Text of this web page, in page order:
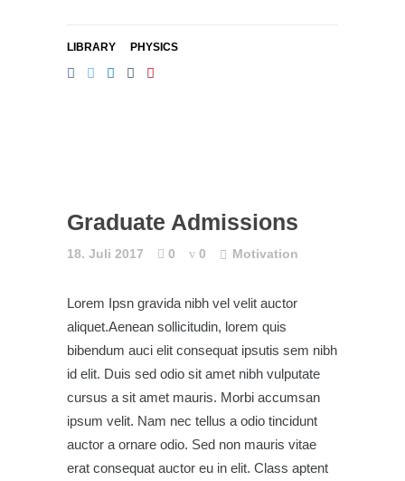
LIBRARY PHYSICS
Graduate Admissions
18. Juli 2017 0 0 Motivation
Lorem Ipsn gravida nibh vel velit auctor
aliquet.Aenean sollicitudin, lorem quis
bibendum auci elit consequat ipsutis sem nibh
id elit. Duis sed odio sit amet nibh vulputate
cursus a sit amet mauris. Morbi accumsan
ipsum velit. Nam nec tellus a odio tincidunt
auctor a ornare odio. Sed non mauris vitae
erat consequat auctor eu in elit. Class aptent